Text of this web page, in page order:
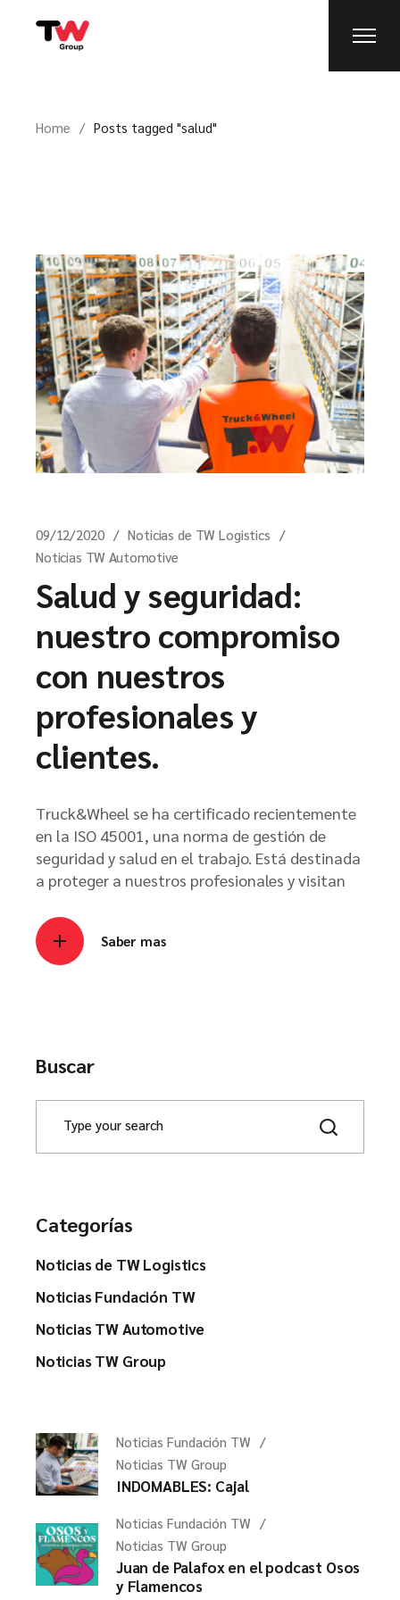
Home Posts tagged "salud"
09/12/2020
Noticias de TW Logistics
Noticias TW Automotive
Salud y seguridad:
nuestro compromiso
con nuestros
profesionales y
clientes.
Truck&Wheel se ha certificado recientemente
en la ISO 45001, una norma de gestión de
seguridad y salud en el trabajo. Está destinada
a proteger a nuestros profesionales y visitan
Saber mas
Buscar
Categorías
Noticias de TW Logistics
Noticias Fundación TW
Noticias TW Automotive
Noticias TW Group
Noticias Fundación TW
Noticias TW Group
INDOMABLES: Cajal
Noticias Fundación TW
Noticias TW Group
Juan de Palafox en el podcast Osos
y Flamencos